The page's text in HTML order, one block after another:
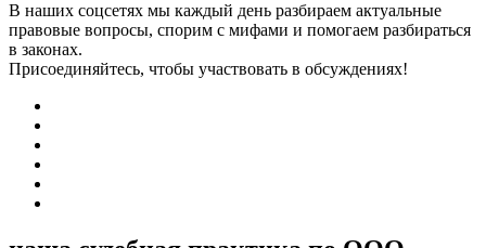
В наших соцсетях мы каждый день разбираем актуальные
правовые вопросы, спорим с мифами и помогаем разбираться
в законах.
Присоединяйтесь, чтобы участвовать в обсуждениях!